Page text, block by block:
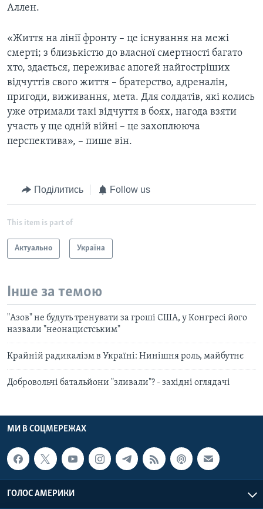
Аллен.
«Життя на лінії фронту – це існування на межі
смерті; з близькістю до власної смертності багато
хто, здається, переживає апогей найгостріших
відчуттів свого життя – братерство, адреналін,
пригоди, виживання, мета. Для солдатів, які колись
уже отримали такі відчуття в боях, нагода взяти
участь у ще одній війні – це захоплююча
перспектива», – пише він.
Поділитись Follow us
This item is part of
Актуально Україна
Інше за темою
"Азов" не будуть тренувати за гроші США, у Конгресі його
назвали "неонацистським"
Крайній радикалізм в Україні: Нинішня роль, майбутнє
Добровольчі батальйони "зливали"? - західні оглядачі
МИ В СОЦМЕРЕЖАХ
ГОЛОС АМЕРИКИ